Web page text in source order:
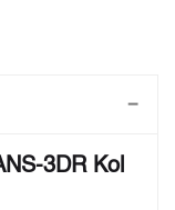
belirtmiş
3DR Kol